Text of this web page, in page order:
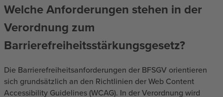
Welche Anforderungen stehen in der
Verordnung zum
Barrierefreiheitsstärkungsgesetz?
Die Barrierefreiheitsanforderungen der BFSGV orientieren
sich grundsätzlich an den Richtlinien der Web Content
Accessibility Guidelines (WCAG). In der Verordnung wird